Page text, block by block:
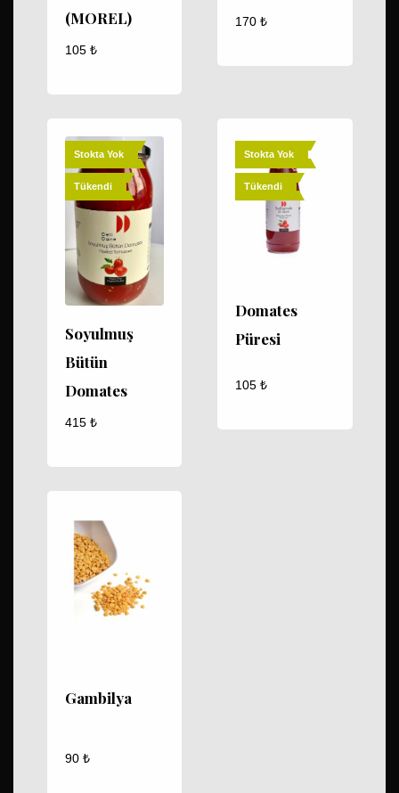
(MOREL)
105 ₺
170 ₺
Stokta Yok
Tükendi
Soyulmuş
Bütün
Domates
415 ₺
Stokta Yok
Tükendi
Domates
Püresi
105 ₺
Gambilya
90 ₺